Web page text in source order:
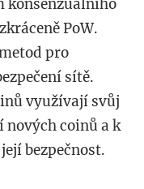
konsenzuálního
PoW.
pro
sítě.
využívají svůj
nových coinů a k
bezpečnost.